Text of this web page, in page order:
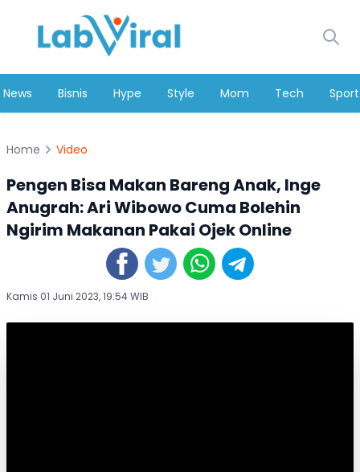
News Bisnis Hype Style Mom Tech Sport
Home Video
Pengen Bisa Makan Bareng Anak, Inge
Anugrah: Ari Wibowo Cuma Bolehin
Ngirim Makanan Pakai Ojek Online
Kamis 01 Juni 2023, 19:54 WIB